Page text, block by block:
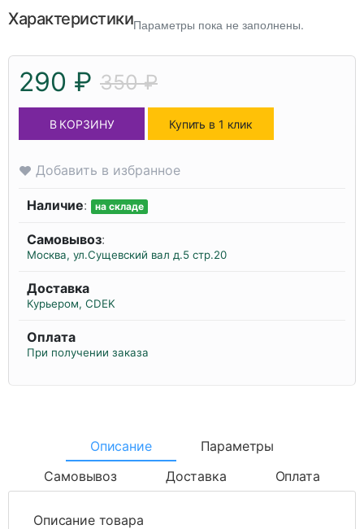
ХарактеристикиПараметры пока не заполнены.
290 ₽ 350 ₽
В КОРЗИНУ Купить в 1 клик
Добавить в избранное
Наличие: на складе
Самовывоз:
Москва, ул.Сущевский вал д.5 стр.20
Доставка
Курьером, CDEK
Оплата
При получении заказа
Описание
Параметры
Самовывоз
Доставка Оплата
Описание товара